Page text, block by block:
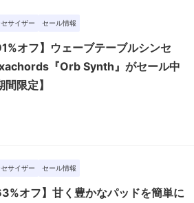
サイザー セール情報
オフ】ウェーブテーブルシンセ
『Orb Synth』がセール中
間限定】
サイザー セール情報
オフ】甘く豊かなパッドを簡単に